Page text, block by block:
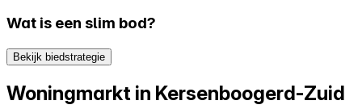
Wat is een slim bod?
Bekijk biedstrategie
Woningmarkt in Kersenboogerd-Zuid